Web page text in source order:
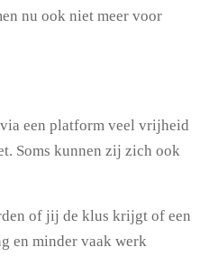
nu ook niet meer voor
een platform veel vrijheid
Soms kunnen zij zich ook
of jij de klus krijgt of een
en minder vaak werk